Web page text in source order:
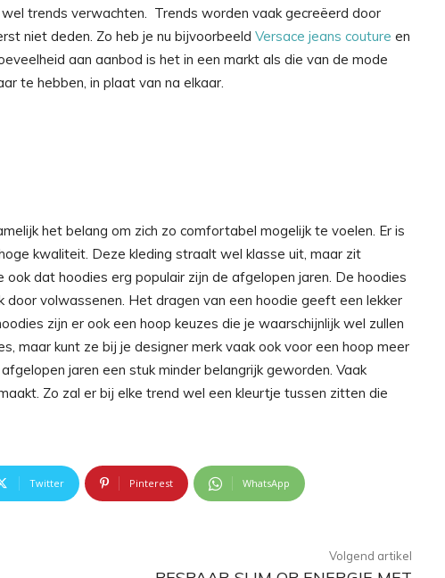
trends verwachten. Trends worden vaak gecreëerd door
niet deden. Zo heb je nu bijvoorbeeld Versace jeans couture en
aan aanbod is het in een markt als die van de mode
te hebben, in plaat van na elkaar.
het belang om zich zo comfortabel mogelijk te voelen. Er is
kwaliteit. Deze kleding straalt wel klasse uit, maar zit
dat hoodies erg populair zijn de afgelopen jaren. De hoodies
volwassenen. Het dragen van een hoodie geeft een lekker
zijn er ook een hoop keuzes die je waarschijnlijk wel zullen
maar kunt ze bij je designer merk vaak ook voor een hoop meer
jaren een stuk minder belangrijk geworden. Vaak
Zo zal er bij elke trend wel een kleurtje tussen zitten die
Twitter Pinterest WhatsApp
Volgend artikel